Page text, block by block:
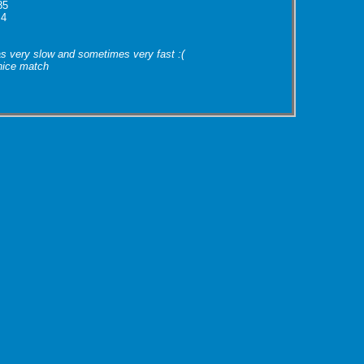
very slow and sometimes very fast :(
match